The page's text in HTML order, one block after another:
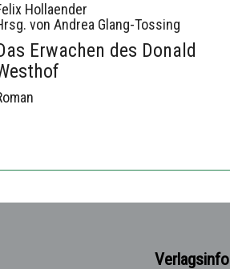
Hollaender
von Andrea Glang-Tossing
Erwachen des Donald
Verlagsinfo